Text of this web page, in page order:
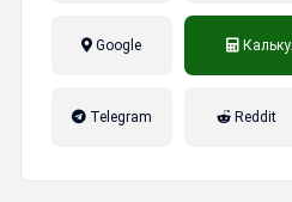
Google
Telegram Reddit